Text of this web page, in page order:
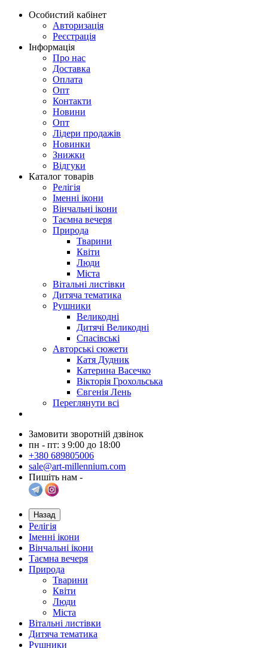
Особистий кабінет
Авторизація
Реєстрація
Інформація
Про нас
Доставка
Оплата
Опт
Контакти
Новини
Опт
Лідери продажів
Новинки
Знижки
Відгуки
Каталог товарів
Релігія
Іменні ікони
Вінчальні ікони
Таємна вечеря
Природа
Тварини
Квіти
Люди
Міста
Вітальні листівки
Дитяча тематика
Рушники
Великодні
Дитячі Великодні
Спасівські
Авторські сюжети
Катя Дудник
Катерина Васечко
Вікторія Грохольська
Євгенія Лень
Переглянути всі
Замовити зворотній дзвінок
пн - пт: з 9:00 до 18:00
+380 689805006
sale@art-millennium.com
Пишіть нам -
Назад
Релігія
Іменні ікони
Вінчальні ікони
Таємна вечеря
Природа
Тварини
Квіти
Люди
Міста
Вітальні листівки
Дитяча тематика
Рушники